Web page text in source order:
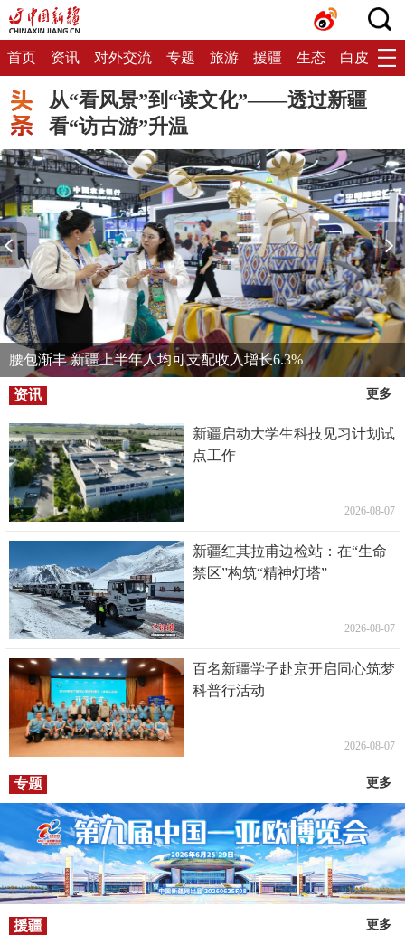
首页 资讯 对外交流 专题 旅游 援疆 生态 白皮书
从“看风景”到“读文化”——透过新疆
看“访古游”升温
腰包渐丰 新疆上半年人均可支配收入增长6.3%
资讯 更多
新疆启动大学生科技见习计划试
点工作
2026-08-07
新疆红其拉甫边检站：在“生命
禁区”构筑“精神灯塔”
2026-08-07
百名新疆学子赴京开启同心筑梦
科普行活动
2026-08-07
专题 更多
援疆 更多